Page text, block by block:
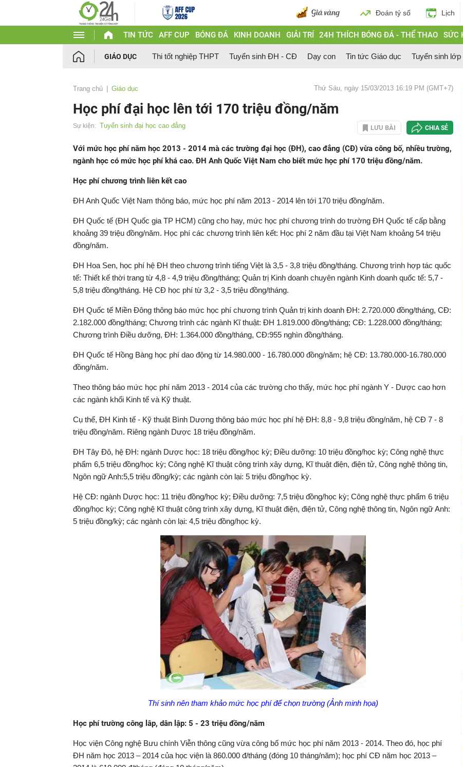
Đoán tỷ số Lịch
TIN TỨC AFF CUP BÓNG ĐÁ KINH DOANH GIẢI TRÍ 24H THÍCH BÓNG ĐÁ - THỂ THAO SỨC
GIÁO DỤC Thi tốt nghiệp THPT Tuyển sinh ĐH - CĐ Dạy con Tin tức Giáo dục Tuyển sinh lớp
Trang chủ Giáo dục Thứ Sáu, ngày 15/03/2013 16:19 PM (GMT+7)
Học phí đại học lên tới 170 triệu đồng/năm
Sự kiện: Tuyển sinh đại học cao đẳng LƯU BÀI CHIA SẺ
Với mức học phí năm học 2013 - 2014 mà các trường đại học (ĐH), cao đẳng (CĐ) vừa công bố, nhiều trường,
ngành học có mức học phí khá cao. ĐH Anh Quốc Việt Nam cho biết mức học phí 170 triệu đồng/năm.
Học phí chương trình liên kết cao
ĐH Anh Quốc Việt Nam thông báo, mức học phí năm 2013 - 2014 lên tới 170 triệu đồng/năm.
ĐH Quốc tế (ĐH Quốc gia TP HCM) cũng cho hay, mức học phí chương trình do trường ĐH Quốc tế cấp bằng
khoảng 39 triệu đồng/năm. Học phí các chương trình liên kết: Học phí 2 năm đầu tại Việt Nam khoảng 54 triệu
đồng/năm.
ĐH Hoa Sen, học phí hệ ĐH theo chương trình tiếng Việt là 3,5 - 3,8 triệu đồng/tháng. Chương trình hợp tác quốc
tế: Thiết kế thời trang từ 4,8 - 4,9 triệu đồng/tháng; Quản trị Kinh doanh chuyên ngành Kinh doanh quốc tế: 5,7 -
5,8 triệu đồng/tháng. Hệ CĐ học phí từ 3,2 - 3,5 triệu đồng/tháng.
ĐH Quốc tế Miền Đông thông báo mức học phí chương trình Quản trị kinh doanh ĐH: 2.720.000 đồng/tháng, CĐ:
2.182.000 đồng/tháng; Chương trình các ngành Kĩ thuật: ĐH 1.819.000 đồng/tháng; CĐ: 1.228.000 đồng/tháng;
Chương trình Điều dưỡng, ĐH: 1.364.000 đồng/tháng, CĐ:955 nghìn đồng/tháng.
ĐH Quốc tế Hồng Bàng học phí dao động từ 14.980.000 - 16.780.000 đồng/năm; hệ CĐ: 13.780.000-16.780.000
đồng/năm.
Theo thông báo mức học phí năm 2013 - 2014 của các trường cho thấy, mức học phí ngành Y - Dược cao hơn
các ngành khối Kinh tế và Kỹ thuật.
Cụ thể, ĐH Kinh tế - Kỹ thuật Bình Dương thông báo mức học phí hệ ĐH: 8,8 - 9,8 triệu đồng/năm, hệ CĐ 7 - 8
triệu đồng/năm. Riêng ngành Dược 18 triệu đồng/năm.
ĐH Tây Đô, hệ ĐH: ngành Dược học: 18 triệu đồng/học kỳ; Điều dưỡng: 10 triệu đồng/học kỳ; Công nghệ thực
phẩm 6,5 triệu đồng/học kỳ; Công nghệ Kĩ thuật công trình xây dựng, Kĩ thuật điện, điện tử, Công nghệ thông tin,
Ngôn ngữ Anh:5,5 triệu đồng/kỳ; các ngành còn lại: 5 triệu đồng/học kỳ.
Hệ CĐ: ngành Dược học: 11 triệu đồng/học kỳ; Điều dưỡng: 7,5 triệu đồng/học kỳ; Công nghệ thực phẩm 6 triệu
đồng/học kỳ; Công nghệ Kĩ thuật công trình xây dựng, Kĩ thuật điện, điện tử, Công nghệ thông tin, Ngôn ngữ Anh:
5 triệu đồng/kỳ; các ngành còn lại: 4,5 triệu đồng/học kỳ.
Thí sinh nên tham khảo mức học phí để chọn trường (Ảnh minh họa)
Học phí trường công lâp, dân lập: 5 - 23 triệu đồng/năm
Học viện Công nghệ Bưu chính Viễn thông cũng vừa công bố mức học phí năm 2013 - 2014. Theo đó, học phí
ĐH năm học 2013 – 2014 của học viện là 860.000 đ/tháng (đóng 10 tháng/năm); học phí CĐ năm học 2013 –